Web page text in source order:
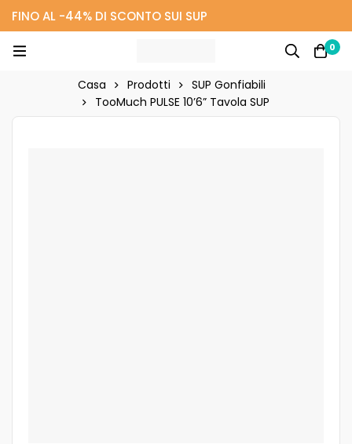
FINO AL -44% DI SCONTO SUI SUP
0
Casa Prodotti
SUP Gonfiabili
TooMuch PULSE 10’6” Tavola SUP